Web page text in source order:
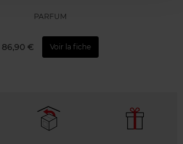
PARFUM
86,90 € Voir la fiche